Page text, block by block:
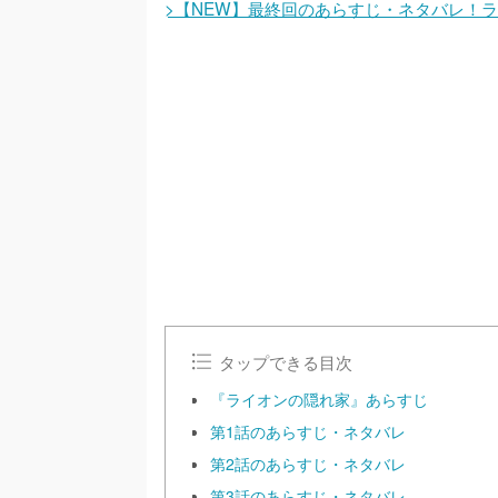
>【NEW】最終回のあらすじ・ネタバレ！
タップできる目次
『ライオンの隠れ家』あらすじ
第1話のあらすじ・ネタバレ
第2話のあらすじ・ネタバレ